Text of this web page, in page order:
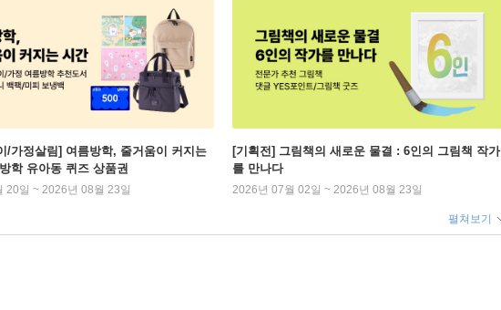
/가정살림] 여름방학, 줄거움이 커지는
학 유아동 퀴즈 상품권
20일 ~ 2026년 08월 23일
[기획전] 그림책의 새로운 물결 : 6인의 그림책 작가
를 만나다
2026년 07월 02일 ~ 2026년 08월 23일
펼쳐보기